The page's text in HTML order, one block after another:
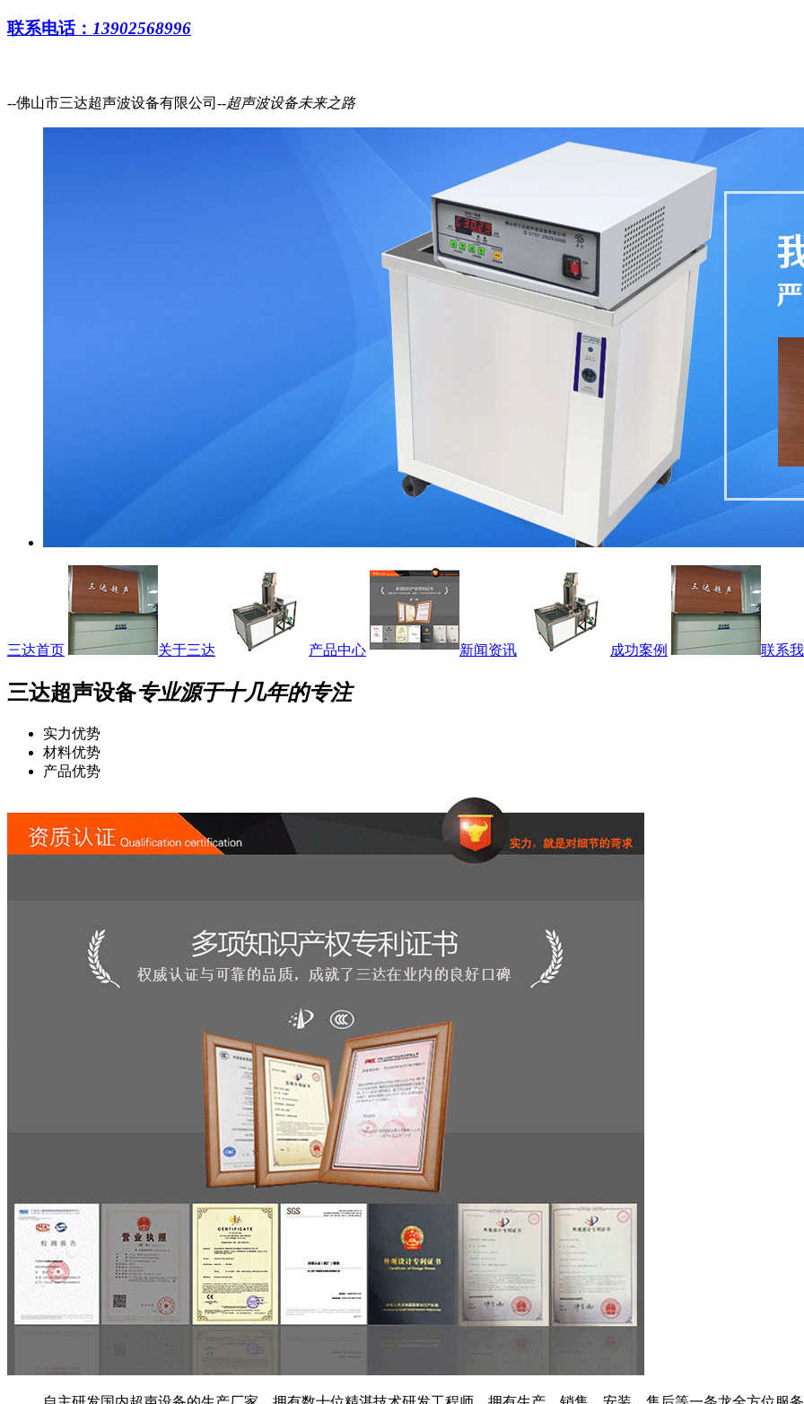
联系电话： 13902568996
--佛山市三达超声波设备有限公司--超声波设备未来之路
三达首页 关于三达 产品中心 新闻资讯 成功案例 联系
三达超声设备专业源于十几年的专注
实力优势
材料优势
产品优势